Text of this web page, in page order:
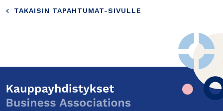
TAKAISIN TAPAHTUMAT-SIVULLE